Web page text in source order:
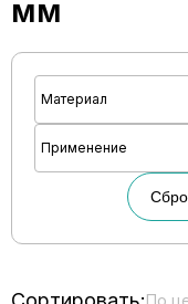
мм
Материал
Применение
По